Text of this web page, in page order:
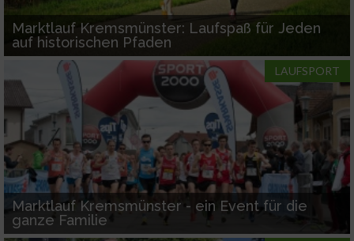
Marktlauf Kremsmünster: Laufspaß für Jeden
auf historischen Pfaden
LAUFSPORT
Marktlauf Kremsmünster - ein Event für die
ganze Familie